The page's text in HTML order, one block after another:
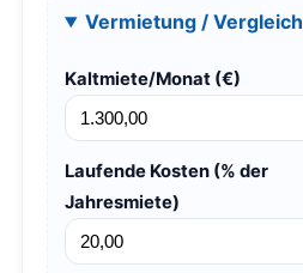
Vermietung / Vergleich
Kaltmiete/Monat (€)
Laufende Kosten (% der
Jahresmiete)